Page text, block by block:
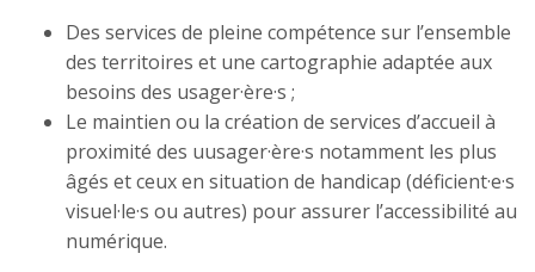
Des services de pleine compétence sur l’ensemble
des territoires et une cartographie adaptée aux
besoins des usager·ère·s ;
Le maintien ou la création de services d’accueil à
proximité des uusager·ère·s notamment les plus
âgés et ceux en situation de handicap (déficient·e·s
visuel·le·s ou autres) pour assurer l’accessibilité au
numérique.